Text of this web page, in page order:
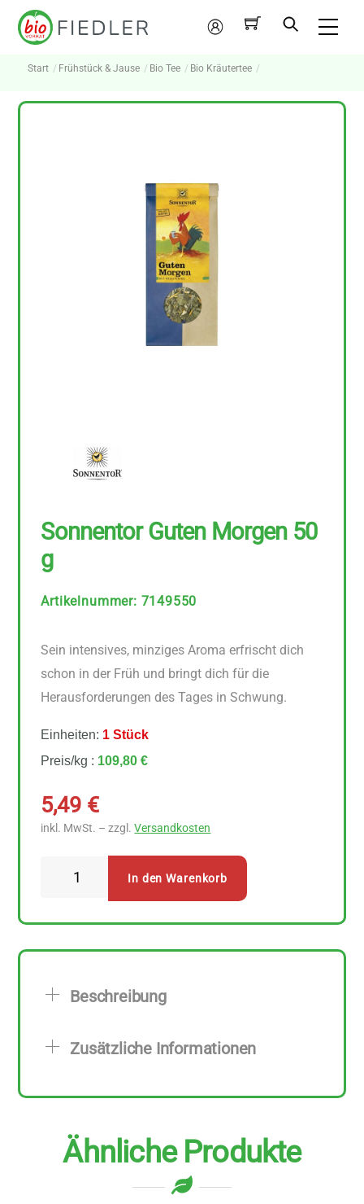
Skip
Mein
Konto
Start Frühstück & Jause Bio Tee Bio Kräutertee
Sonnentor Guten Morgen 50
g
Artikelnummer: 7149550
Sein intensives, minziges Aroma erfrischt dich
schon in der Früh und bringt dich für die
Herausforderungen des Tages in Schwung.
Einheiten: 1 Stück
Preis/kg : 109,80 €
5,49 €
inkl. MwSt. – zzgl.Versandkosten
Menge
In den Warenkorb
Beschreibung
Zusätzliche Informationen
Ähnliche Produkte